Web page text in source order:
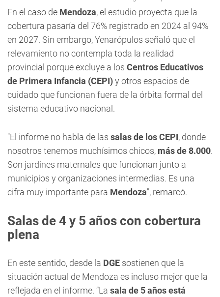
En el caso de Mendoza, el estudio proyecta que la
cobertura pasaría del 76% registrado en 2024 al 94%
en 2027. Sin embargo, Yenarópulos señaló que el
relevamiento no contempla toda la realidad
provincial porque excluye a los Centros Educativos
de Primera Infancia (CEPI)y otros espacios de
cuidado que funcionan fuera de la órbita formal del
sistema educativo nacional.
"El informe no habla de las salas de los CEPI, donde
nosotros tenemos muchísimos chicos, más de 8.000.
Son jardines maternales que funcionan junto a
municipios y organizaciones intermedias. Es una
cifra muy importante para Mendoza", remarcó.
Salas de 4 y 5 años con cobertura
plena
En este sentido, desde la DGE sostienen que la
situación actual de Mendoza es incluso mejor que la
reflejada en el informe. “La sala de 5 años está